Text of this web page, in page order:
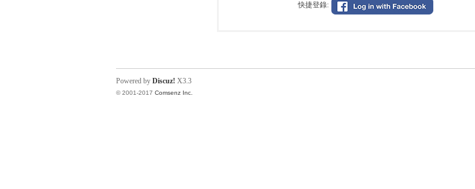
快捷登錄:
Powered by Discuz! X3.3
© 2001-2017 Comsenz Inc.